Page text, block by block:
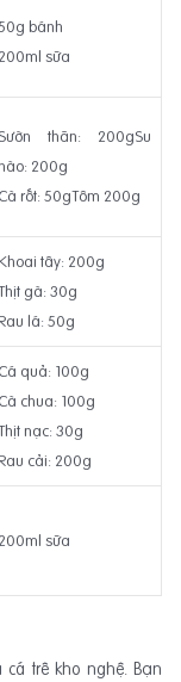
bánh
200ml sữa
Sườn thăn: 200gSu
hào: 200g
Cà rốt: 50gTôm 200g
Khoai tây: 200g
gà: 30g
Rau lá: 50g
Cá quả: 100g
Cà chua: 100g
nạc: 30g
Rau cải: 200g
200ml sữa
trê kho nghệ. Bạn